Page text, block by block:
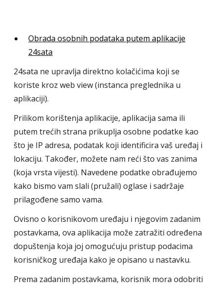
Obrada osobnih podataka putem aplikacije
24sata
24sata ne upravlja direktno kolačićima koji se
koriste kroz web view (instanca preglednika u
aplikaciji).
Prilikom korištenja aplikacije, aplikacija sama ili
putem trećih strana prikuplja osobne podatke kao
što je IP adresa, podatak koji identificira vaš uređaj i
lokaciju. Također, možete nam reći što vas zanima
(koja vrsta vijesti). Navedene podatke obrađujemo
kako bismo vam slali (pružali) oglase i sadržaje
prilagođene samo vama.
Ovisno o korisnikovom uređaju i njegovim zadanim
postavkama, ova aplikacija može zatražiti određena
dopuštenja koja joj omogućuju pristup podacima
korisničkog uređaja kako je opisano u nastavku.
Prema zadanim postavkama, korisnik mora odobriti